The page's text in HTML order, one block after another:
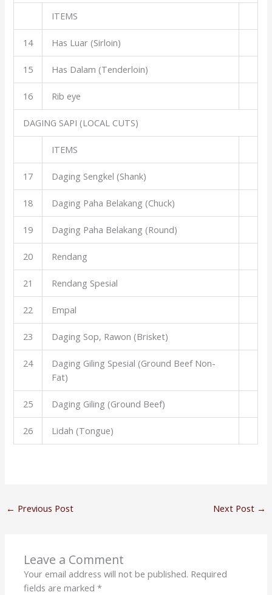
ITEMS
14 Has Luar (Sirloin)
15 Has Dalam (Tenderloin)
16 Rib eye
DAGING SAPI (LOCAL CUTS)
ITEMS
17 Daging Sengkel (Shank)
18 Daging Paha Belakang (Chuck)
19 Daging Paha Belakang (Round)
20 Rendang
21 Rendang Spesial
22 Empal
23 Daging Sop, Rawon (Brisket)
24
Daging Giling Spesial (Ground Beef Non-
Fat)
25 Daging Giling (Ground Beef)
26 Lidah (Tongue)
← Previous Post Next Post →
Leave a Comment
Your email address will not be published. Required
fields are marked*